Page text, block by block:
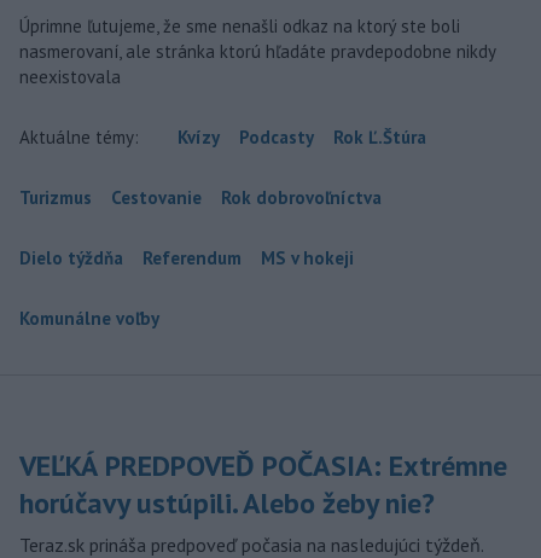
Úprimne ľutujeme, že sme nenašli odkaz na ktorý ste boli
nasmerovaní, ale stránka ktorú hľadáte pravdepodobne nikdy
neexistovala
Aktuálne témy: Kvízy Podcasty Rok Ľ.Štúra
Turizmus Cestovanie Rok dobrovoľníctva
Dielo týždňa Referendum MS v hokeji
Komunálne voľby
VEĽKÁ PREDPOVEĎ POČASIA: Extrémne
horúčavy ustúpili. Alebo žeby nie?
Teraz.sk prináša predpoveď počasia na nasledujúci týždeň.